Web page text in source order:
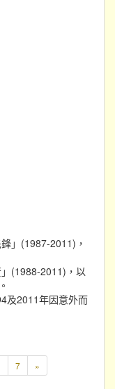
」(1987-2011)，
(1988-2011)，以
及2011年因意外而
7 »